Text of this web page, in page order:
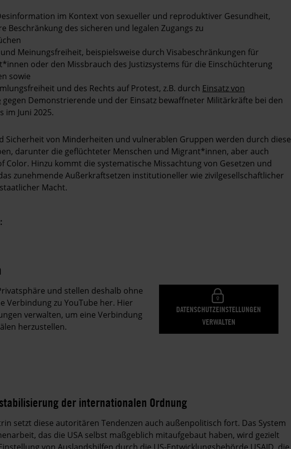
im Kontext von sexueller und reproduktiver Gesundheit,
Beschränkung des sicheren und legalen Zugangs zu
Meinungsfreiheit, beispielsweise durch Visabeschränkungen für
oder den Missbrauch des Justizsystems für die Einschüchterung
sowie
und des Rechts auf Protest, z.B. durch Einsatz von
gegen Demonstrierende und der Einsatz bewaffneter Militärkräfte bei den
im Juni 2025.
Sicherheit von Minderheiten und vulnerablen Gruppen werden durch diese
darunter die geflüchteter Menschen und Migrant*innen, aber auch
Color. Hinzu kommt die systematische Missachtung von Gesetzen und
zunehmende Außerkraftsetzen institutioneller wie zivilgesellschaftlicher
Macht.
und stellen deshalb ohne
Verbindung zu YouTube her. Hier
verwalten, um eine Verbindung
herzustellen.
DATENSCHUTZEINSTELLUNGEN
VERWALTEN
der internationalen Ordnung
setzt diese autoritären Tendenzen auch außenpolitisch fort. Das System
das die USA selbst maßgeblich mitaufgebaut haben, wird gezielt